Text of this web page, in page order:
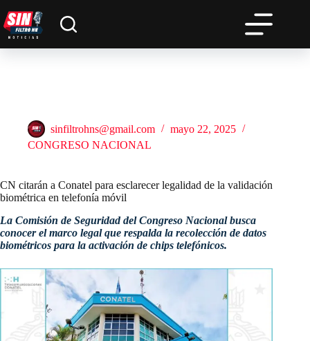
al
contenido
sinfiltrohns@gmail.com
mayo 22, 2025
CONGRESO NACIONAL
CN citarán a Conatel para esclarecer legalidad de la validación
biométrica en telefonía móvil
La Comisión de Seguridad del Congreso Nacional busca
conocer el marco legal que respalda la recolección de datos
biométricos para la activación de chips telefónicos.